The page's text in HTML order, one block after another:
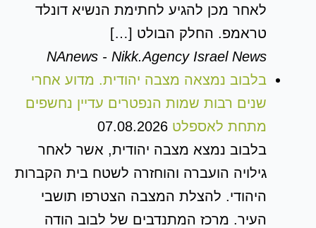
לאחר מכן להגיע לחתימת הנשיא דונלד
טראמפ. החלק הבולט […]
NAnews - Nikk.Agency Israel News
בלבוב נמצאה מצבה יהודית. מדוע אחרי
שנים רבות שמות הנפטרים עדיין נחשפים
מתחת לאספלט 07.08.2026
בלבוב נמצא מצבה יהודית, אשר לאחר
גילויה הועברה והוחזרה לשטח בית הקברות
היהודי. להצלת המצבה הצטרפו תושבי
העיר. מרכז המתנדבים של לבוב הודה